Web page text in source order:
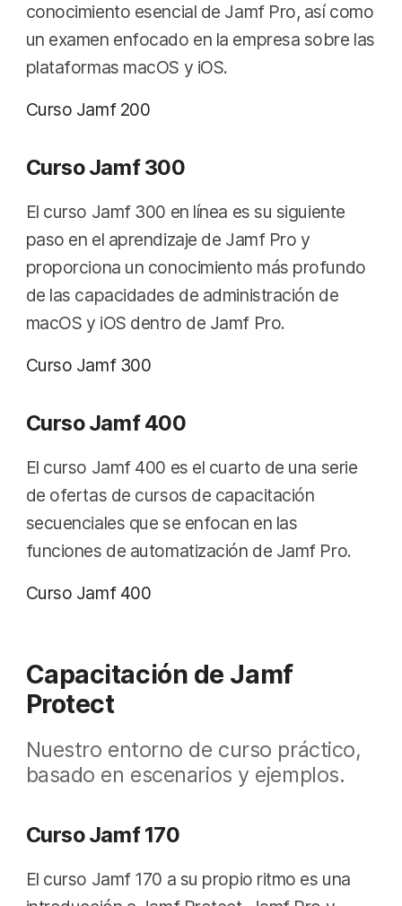
conocimiento esencial de Jamf Pro, así como
un examen enfocado en la empresa sobre las
plataformas macOS y iOS.
Curso Jamf 200
Curso Jamf 300
El curso Jamf 300 en línea es su siguiente
paso en el aprendizaje de Jamf Pro y
proporciona un conocimiento más profundo
de las capacidades de administración de
macOS y iOS dentro de Jamf Pro.
Curso Jamf 300
Curso Jamf 400
El curso Jamf 400 es el cuarto de una serie
de ofertas de cursos de capacitación
secuenciales que se enfocan en las
funciones de automatización de Jamf Pro.
Curso Jamf 400
Capacitación de Jamf
Protect
Nuestro entorno de curso práctico,
basado en escenarios y ejemplos.
Curso Jamf 170
El curso Jamf 170 a su propio ritmo es una